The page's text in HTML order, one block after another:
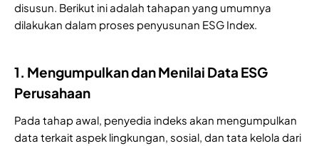
disusun. Berikut ini adalah tahapan yang umumnya
dilakukan dalam proses penyusunan ESG Index.
1. Mengumpulkan dan Menilai Data ESG
Perusahaan
Pada tahap awal, penyedia indeks akan mengumpulkan
data terkait aspek lingkungan, sosial, dan tata kelola dari